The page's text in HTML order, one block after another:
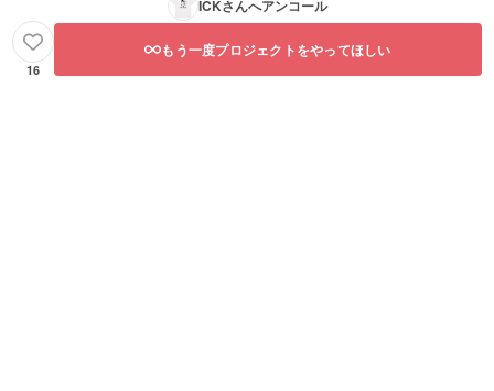
ICKさんへアンコール
16
もう一度プロジェクトをやってほしい